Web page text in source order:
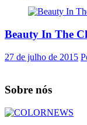
Beauty In The
27 de julho de 2015
Sobre nós